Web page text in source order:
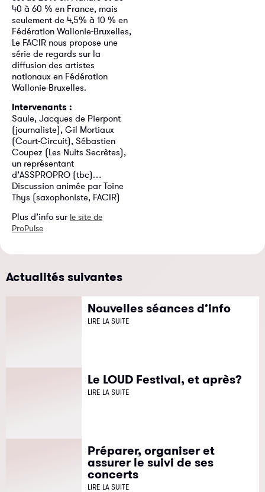
40 à 60 % en France, mais
seulement de 4,5% à 10 % en
Fédération Wallonie-Bruxelles,
Le FACIR nous propose une
série de regards sur la
diffusion des artistes
nationaux en Fédération
Wallonie-Bruxelles.
Intervenants :
Saule, Jacques de Pierpont
(journaliste), Gil Mortiaux
(Court-Circuit), Sébastien
Coupez (Les Nuits Secrètes),
un représentant
d’ASSPROPRO (tbc)…
Discussion animée par Toine
Thys (saxophoniste, FACIR)
Plus d’info sur le site de
ProPulse
Actualités suivantes
Nouvelles séances d’info
LIRE LA SUITE
Le LOUD Festival, et après?
LIRE LA SUITE
Préparer, organiser et
assurer le suivi de ses
concerts
LIRE LA SUITE